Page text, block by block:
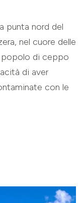
punta nord del
nel cuore delle
popolo di ceppo
di aver
con le